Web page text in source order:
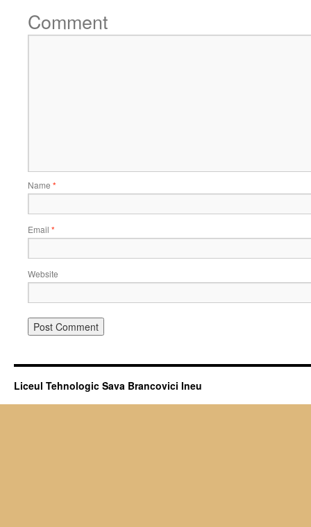
Comment
Name *
Email *
Website
Liceul Tehnologic Sava Brancovici Ineu